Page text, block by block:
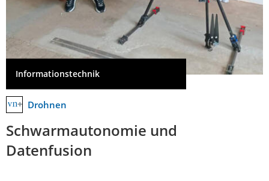
Informationstechnik
Drohnen
Schwarmautonomie und
Datenfusion